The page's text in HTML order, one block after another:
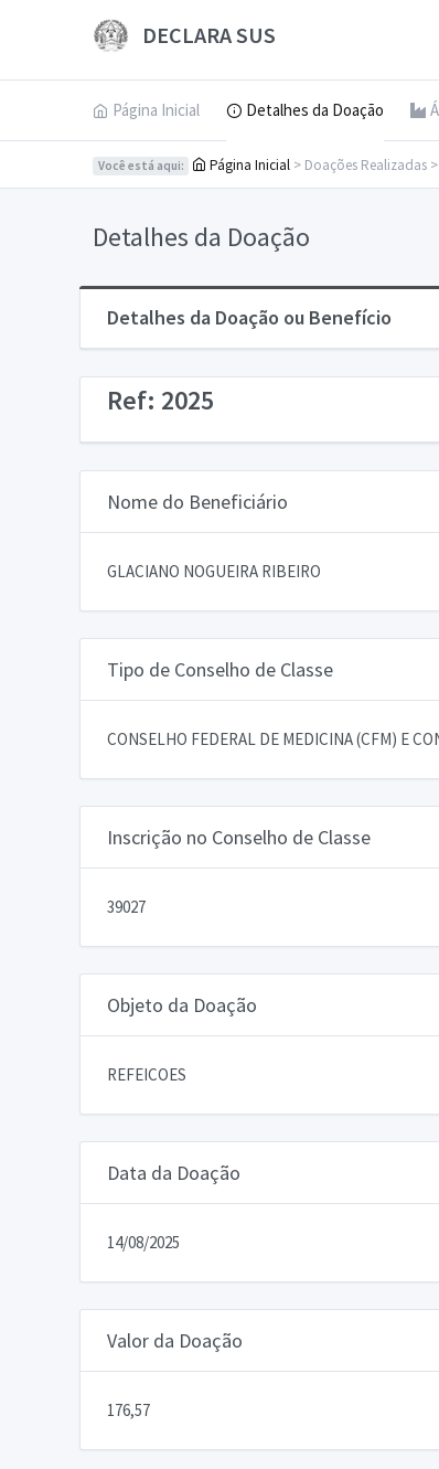
DECLARA SUS
Página Inicial Detalhes da Doação
Você está aqui: Página Inicial > Doações Realizadas
Detalhes da Doação
Detalhes da Doação ou Benefício
Ref: 2025
Nome do Beneficiário
GLACIANO NOGUEIRA RIBEIRO
Tipo de Conselho de Classe
CONSELHO FEDERAL DE MEDICINA (CFM) E
Inscrição no Conselho de Classe
39027
Objeto da Doação
REFEICOES
Data da Doação
14/08/2025
Valor da Doação
176,57